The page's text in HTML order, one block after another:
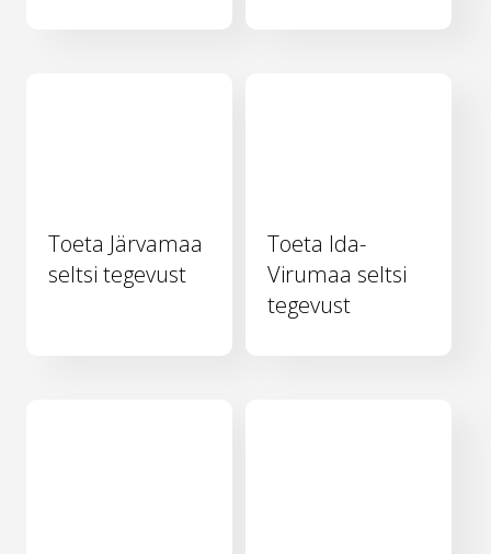
Toeta Järvamaa
seltsi tegevust
Toeta Ida-
Virumaa seltsi
tegevust